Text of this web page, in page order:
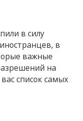
в силу
в
важные
на
список самых